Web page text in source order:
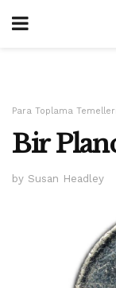
Para Toplama Temelleri
Bir
by Susan Headley